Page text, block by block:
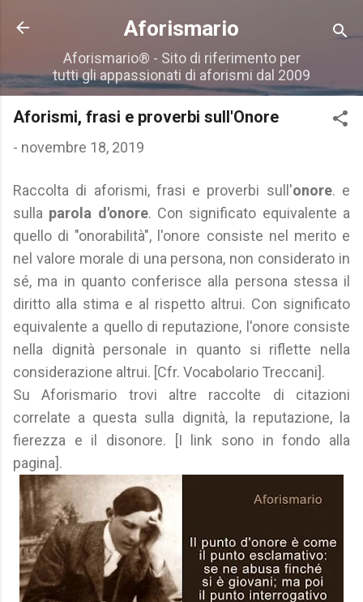
Passa ai contenuti principali
Aforismario
Aforismario® - Sito di riferimento per
tutti gli appassionati di aforismi dal 2009
Aforismi, frasi e proverbi sull'Onore
- novembre 18, 2019
Raccolta di aforismi, frasi e proverbi sull'onore. e
sulla parola d'onore. Con significato equivalente a
quello di "onorabilità", l'onore consiste nel merito e
nel valore morale di una persona, non considerato in
sé, ma in quanto conferisce alla persona stessa il
diritto alla stima e al rispetto altrui. Con significato
equivalente a quello di reputazione, l'onore consiste
nella dignità personale in quanto si riflette nella
considerazione altrui. [Cfr. Vocabolario Treccani].
Su Aforismario trovi altre raccolte di citazioni
correlate a questa sulla dignità, la reputazione, la
fierezza e il disonore. [I link sono in fondo alla
pagina].